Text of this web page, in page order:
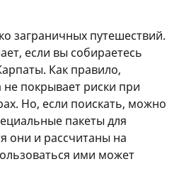
заграничных путешествий.
если вы собираетесь
Как правило,
не покрывает риски при
Но, если поискать, можно
пакеты для
они и рассчитаны на
ими может